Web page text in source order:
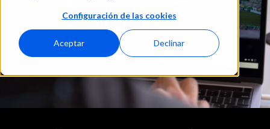
Configuración de las cookies
Aceptar Declinar